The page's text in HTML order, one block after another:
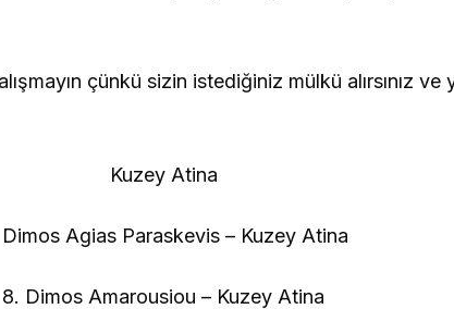
çünkü sizin istediğiniz mülkü alırsınız ve
Kuzey Atina
Agias Paraskevis – Kuzey Atina
8. Dimos Amarousiou – Kuzey Atina